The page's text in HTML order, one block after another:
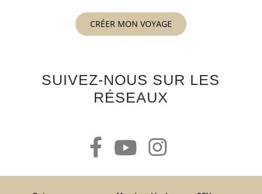
CRÉER MON VOYAGE
SUIVEZ-NOUS SUR LES
RÉSEAUX